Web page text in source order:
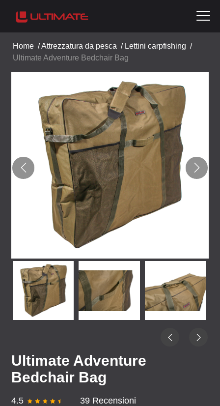
Home /Attrezzatura da pesca / Lettini carpfishing /
Ultimate Adventure Bedchair Bag
Ultimate Adventure
Bedchair Bag
4.5 39 Recensioni